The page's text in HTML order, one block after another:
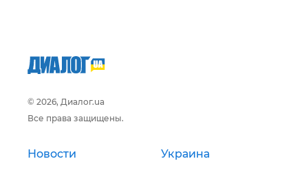
© 2026, Диалог.ua
Все права защищены.
Новости Украина